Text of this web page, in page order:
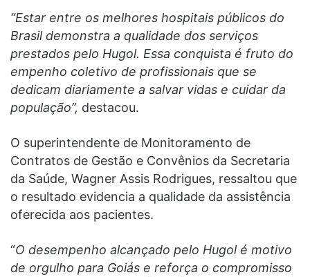
“Estar entre os melhores hospitais públicos do
Brasil demonstra a qualidade dos serviços
prestados pelo Hugol. Essa conquista é fruto do
empenho coletivo de profissionais que se
dedicam diariamente a salvar vidas e cuidar da
população”, destacou.
O superintendente de Monitoramento de
Contratos de Gestão e Convênios da Secretaria
da Saúde, Wagner Assis Rodrigues, ressaltou que
o resultado evidencia a qualidade da assistência
oferecida aos pacientes.
“O desempenho alcançado pelo Hugol é motivo
de orgulho para Goiás e reforça o compromisso